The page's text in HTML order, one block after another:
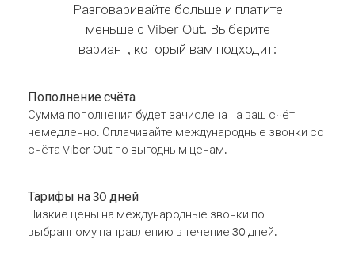
Разговаривайте больше и платите
меньше с Viber Out. Выберите
вариант, который вам подходит:
Пополнение счёта
Сумма пополнения будет зачислена на ваш счёт
немедленно. Оплачивайте международные звонки со
счёта Viber Out по выгодным ценам.
Тарифы на 30 дней
Низкие цены на международные звонки по
выбранному направлению в течение 30 дней.